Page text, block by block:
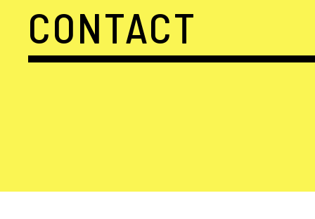
CONTACT